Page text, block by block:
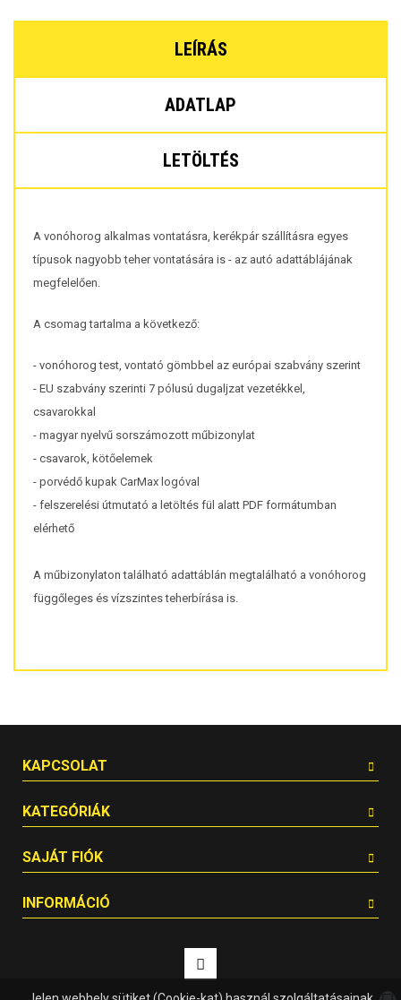
LEÍRÁS
ADATLAP
LETÖLTÉS
A vonóhorog alkalmas vontatásra, kerékpár szállításra egyes
típusok nagyobb teher vontatására is - az autó adattáblájának
megfelelően.
A csomag tartalma a következő:
- vonóhorog test, vontató gömbbel az európai szabvány szerint
- EU szabvány szerinti 7 pólusú dugaljzat vezetékkel,
csavarokkal
- magyar nyelvű sorszámozott műbizonylat
- csavarok, kötőelemek
- porvédő kupak CarMax logóval
- felszerelési útmutató a letöltés fül alatt PDF formátumban
elérhető
A műbizonylaton található adattáblán megtalálható a vonóhorog
függőleges és vízszintes teherbírása is.
KAPCSOLAT
KATEGÓRIÁK
SAJÁT FIÓK
INFORMÁCIÓ